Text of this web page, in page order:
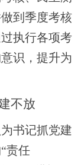
到季度考核
执行各项考
识，提升为
不放
书记抓党建
“责任